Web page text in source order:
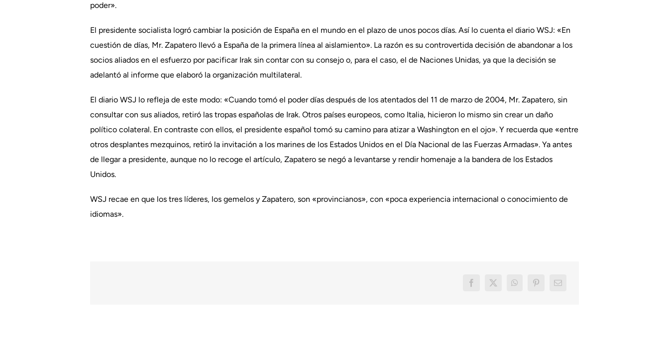
poder».
El presidente socialista logró cambiar la posición de España en el mundo en el plazo de unos pocos días. Así lo cuenta el diario WSJ: «En
cuestión de días, Mr. Zapatero llevó a España de la primera línea al aislamiento». La razón es su controvertida decisión de abandonar a los
socios aliados en el esfuerzo por pacificar Irak sin contar con su consejo o, para el caso, el de Naciones Unidas, ya que la decisión se
adelantó al informe que elaboró la organización multilateral.
El diario WSJ lo refleja de este modo: «Cuando tomó el poder días después de los atentados del 11 de marzo de 2004, Mr. Zapatero, sin
consultar con sus aliados, retiró las tropas españolas de Irak. Otros países europeos, como Italia, hicieron lo mismo sin crear un daño
político colateral. En contraste con ellos, el presidente español tomó su camino para atizar a Washington en el ojo». Y recuerda que «entre
otros desplantes mezquinos, retiró la invitación a los marines de los Estados Unidos en el Día Nacional de las Fuerzas Armadas». Ya antes
de llegar a presidente, aunque no lo recoge el artículo, Zapatero se negó a levantarse y rendir homenaje a la bandera de los Estados
Unidos.
WSJ recae en que los tres líderes, los gemelos y Zapatero, son «provincianos», con «poca experiencia internacional o conocimiento de
idiomas».